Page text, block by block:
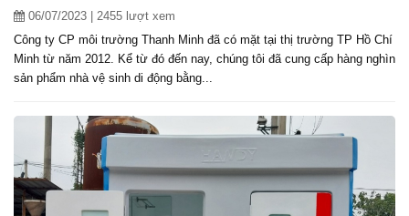
06/07/2023 | 2455 lượt xem
Công ty CP môi trường Thanh Minh đã có mặt tại thị trường TP Hồ Chí
Minh từ năm 2012. Kể từ đó đến nay, chúng tôi đã cung cấp hàng nghìn
sản phẩm nhà vệ sinh di động bằng...